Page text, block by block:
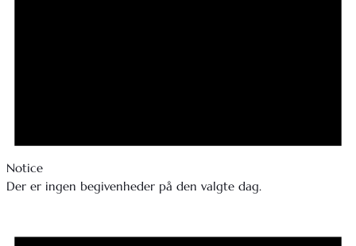
Notice
Der er ingen begivenheder på den valgte dag.